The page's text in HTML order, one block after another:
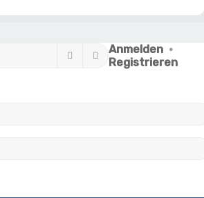
Suche Erweiterte Suche
Anmelden •
Registrieren